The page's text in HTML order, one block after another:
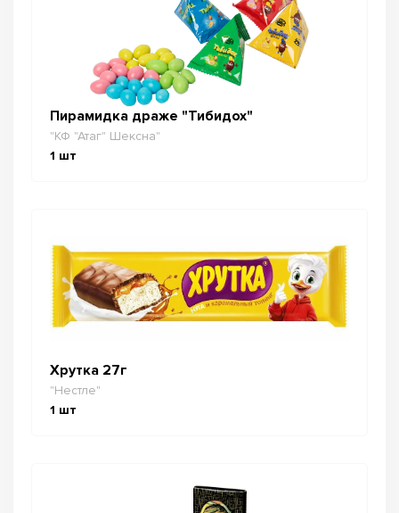
Пирамидка драже "Тибидох"
"КФ "Атаг" Шексна"
1 шт
Хрутка 27г
"Нестле"
1 шт